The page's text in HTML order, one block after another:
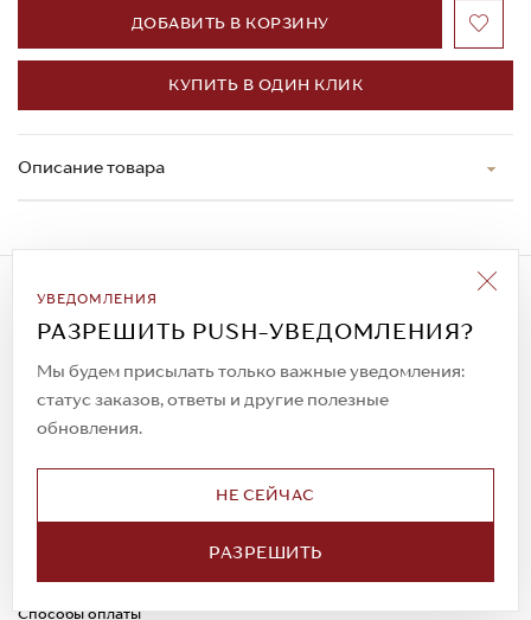
ДОБАВИТЬ В КОРЗИНУ
КУПИТЬ В ОДИН КЛИК
Описание товара
УВЕДОМЛЕНИЯ
РАЗРЕШИТЬ PUSH-УВЕДОМЛЕНИЯ?
Мы будем присылать только важные уведомления:
статус заказов, ответы и другие полезные
обновления.
НЕ СЕЙЧАС
РАЗРЕШИТЬ
Подписаться на рассылку
Всегда будьте в курсе новых акций и
спецпредложений!
© 2023. AIT Shoes
Все права защищены
Доставка
Способы оплаты
Обмен и возврат
Каспи-Ред